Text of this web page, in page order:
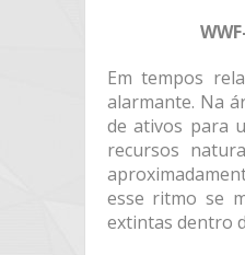
Em tempos
alarmante. Na
de ativos para
recursos
esse ritmo se
extintas dentro